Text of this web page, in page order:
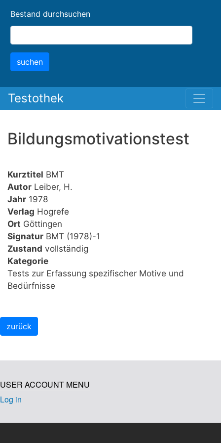
content
Bestand durchsuchen
suchen
Testothek
Bildungsmotivationstest
Kurztitel BMT
Autor Leiber, H.
Jahr 1978
Verlag Hogrefe
Ort Göttingen
Signatur BMT (1978)-1
Zustand vollständig
Kategorie
Tests zur Erfassung spezifischer Motive und
Bedürfnisse
USER ACCOUNT MENU
Log in